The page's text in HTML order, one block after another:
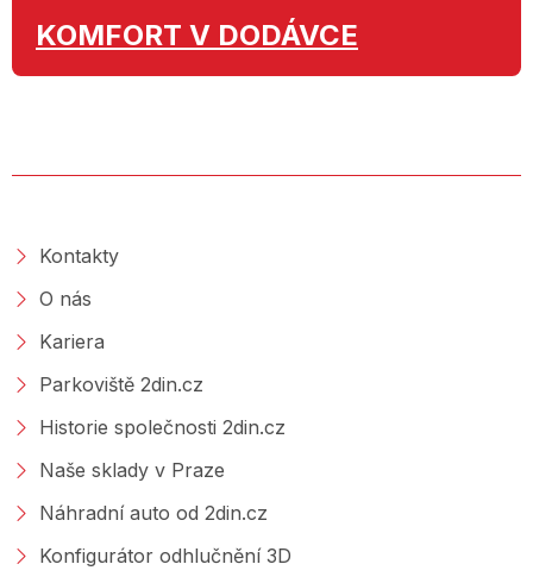
KOMFORT V DODÁVCE
Kontakty
O nás
Kariera
Parkoviště 2din.cz
Historie společnosti 2din.cz
Naše sklady v Praze
Náhradní auto od 2din.cz
Konfigurátor odhlučnění 3D